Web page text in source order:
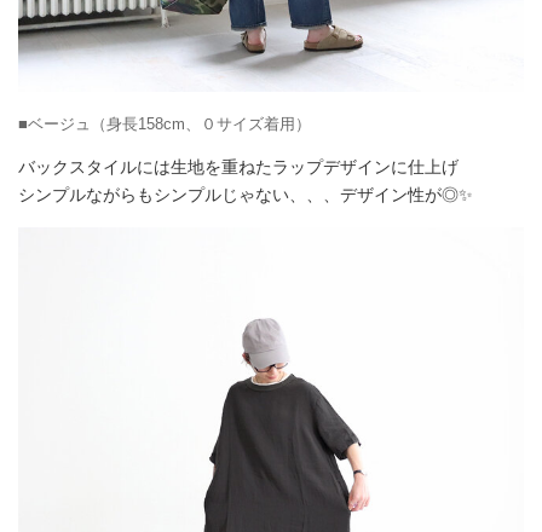
■ベージュ（身長158cm、０サイズ着用）
バックスタイルには生地を重ねたラップデザインに仕上げ
シンプルながらもシンプルじゃない、、、デザイン性が◎✨